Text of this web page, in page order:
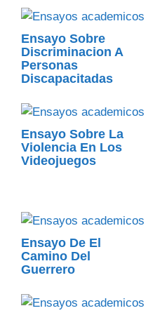
Ensayo Sobre
Discriminacion A
Personas
Discapacitadas
Ensayo Sobre La
Violencia En Los
Videojuegos
Ensayo De El
Camino Del
Guerrero